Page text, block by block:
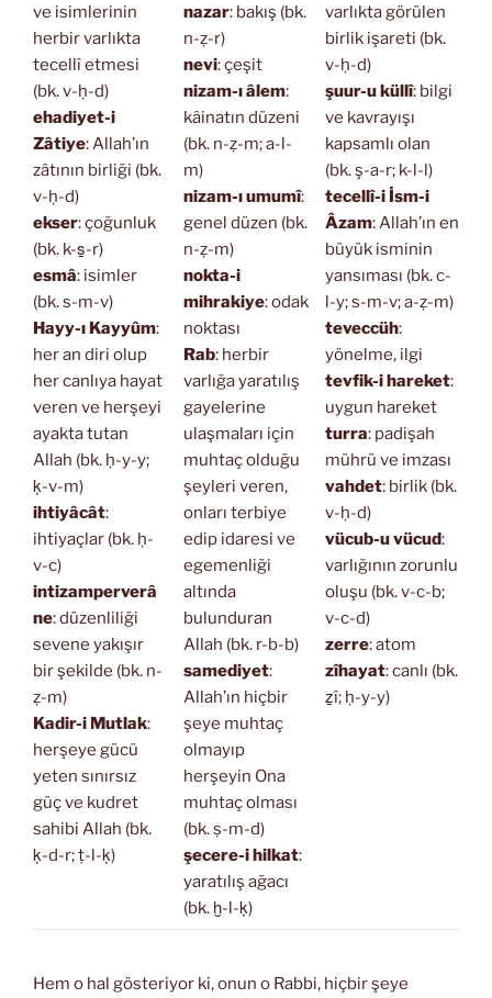
ve isimlerinin
herbir varlıkta
tecellî etmesi
(bk. v-ḥ-d)
ehadiyet-i
Zâtiye: Allah’ın
zâtının birliği (bk.
v-ḥ-d)
ekser: çoğunluk
(bk. k-s̱-r)
esmâ: isimler
(bk. s-m-v)
Hayy-ı Kayyûm:
her an diri olup
her canlıya hayat
veren ve herşeyi
ayakta tutan
Allah (bk. ḥ-y-y;
ḳ-v-m)
ihtiyâcât:
ihtiyaçlar (bk. ḥ-
v-c)
intizamperverâ
ne: düzenliliği
sevene yakışır
bir şekilde (bk. n-
ẓ-m)
Kadir-i Mutlak:
herşeye gücü
yeten sınırsız
güç ve kudret
sahibi Allah (bk.
ḳ-d-r; ṭ-l-ḳ)
nazar: bakış (bk.
n-ẓ-r)
nevi: çeşit
nizam-ı âlem:
kâinatın düzeni
(bk. n-ẓ-m; a-l-
m)
nizam-ı umumî:
genel düzen (bk.
n-ẓ-m)
nokta-i
mihrakiye: odak
noktası
Rab: herbir
varlığa yaratılış
gayelerine
ulaşmaları için
muhtaç olduğu
şeyleri veren,
onları terbiye
edip idaresi ve
egemenliği
altında
bulunduran
Allah (bk. r-b-b)
samediyet:
Allah’ın hiçbir
şeye muhtaç
olmayıp
herşeyin Ona
muhtaç olması
(bk. ṣ-m-d)
şecere-i hilkat:
yaratılış ağacı
(bk. ḫ-l-ḳ)
varlıkta görülen
birlik işareti (bk.
v-ḥ-d)
şuur-u küllî: bilgi
ve kavrayışı
kapsamlı olan
(bk. ş-a-r; k-l-l)
tecellî-i İsm-i
Âzam: Allah’ın en
büyük isminin
yansıması (bk. c-
l-y; s-m-v; a-ẓ-m)
teveccüh:
yönelme, ilgi
tevfik-i hareket:
uygun hareket
turra: padişah
mührü ve imzası
vahdet: birlik (bk.
v-ḥ-d)
vücub-u vücud:
varlığının zorunlu
oluşu (bk. v-c-b;
v-c-d)
zerre: atom
zîhayat: canlı (bk.
ẕî; ḥ-y-y)
Hem o hal gösteriyor ki, onun o Rabbi, hiçbir şeye